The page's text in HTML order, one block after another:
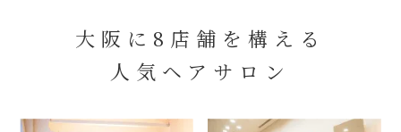
大阪に8店舗を構える
人気ヘアサロン